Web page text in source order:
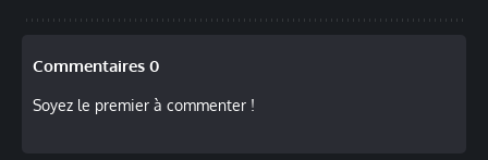
Commentaires 0
Soyez le premier à commenter !